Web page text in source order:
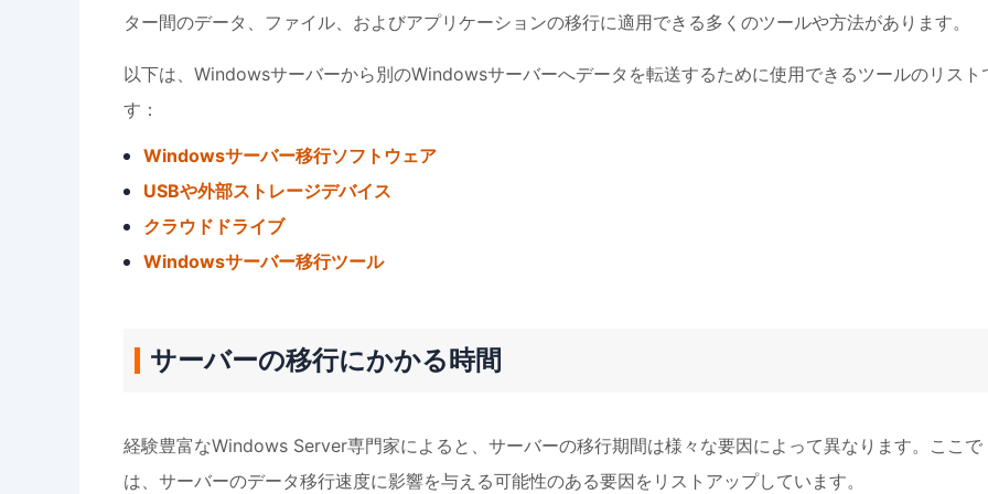
ター間のデータ、ファイル、およびアプリケーションの移行に適用できる多くのツールや方法があります。
以下は、Windowsサーバーから別のWindowsサーバーへデータを転送するために使用できるツールのリスト
す：
Windowsサーバー移行ソフトウェア
USBや外部ストレージデバイス
クラウドドライブ
Windowsサーバー移行ツール
サーバーの移行にかかる時間
経験豊富なWindows Server専門家によると、サーバーの移行期間は様々な要因によって異なります。ここで
は、サーバーのデータ移行速度に影響を与える可能性のある要因をリストアップしています。